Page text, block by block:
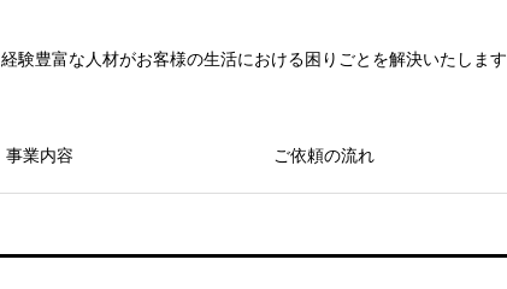
経験豊富な人材がお客様の生活における困りごとを解決いたします
事業内容 ご依頼の流れ